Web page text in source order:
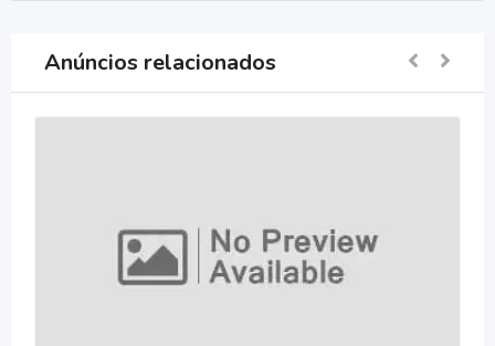
Anúncios relacionados